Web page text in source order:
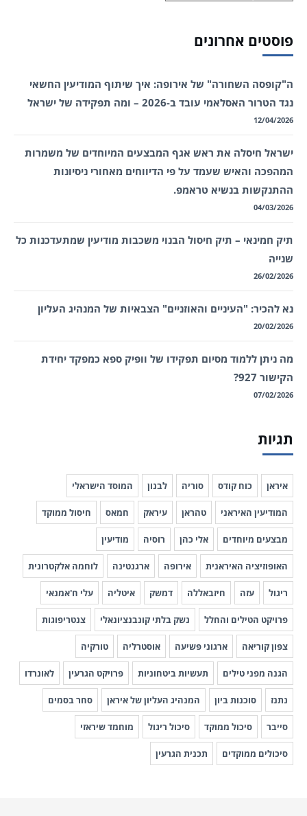
פוסטים אחרונים
ה"קופסה השחורה" של אירופה: איך שיתוף המודיעין החשאי
נגד הטרור האסלאמי עובד ב-2026 – ומה תפקידה של ישראל
12/04/2026
ישראל חיסלה את ראש אגף המבצעים המיוחדים של משמרות
המהפכה והאיש שעמד על פי הדיווחים מאחורי ניסיונות
ההתנקשות בנשיא טראמפ.
04/03/2026
תיק חמינאי – תיק חיסול הבנוי משכבות מודיעין שמתעדכנות כל
שנייה
26/02/2026
נא להכיר: "העיניים והאוזניים" הצבאיות של המנהיג העליון
20/02/2026
מה ניתן ללמוד מסיום תפקידו של וופיק ספא כמפקד יחידת
הקישור 927?
07/02/2026
תגיות
איראן כוח קודס סוריה לבנון המוסד הישראלי
המודיעין האיראני טהראן עיראק חמאס חיסול ממוקד
מבצעים מיוחדים אלי כהן רוסיה מודיעין
האופוזיציה האיראנית אירופה ארגנטינה לוחמה אלקטרונית
ריגול עזה חיזבאללה דמשק איטליה עלי ח'אמנאי
פרויקט הטילים והחלל נשק בלתי קונבנציונאלי צנטריפוגות
צפון קוריאה ארגוני פשיעה אוסטרליה טורקיה
הגנה מפני טילים תעשיות ביטחוניות פרויקט הגרעין לאונרדו
נתנז סוכנות ביון המנהיג העליון של איראן סחר בסמים
סייבר סיכול ממוקד סיכול ריגול מוחמד שיראזי
סיכולים ממוקדים תכנית הגרעין